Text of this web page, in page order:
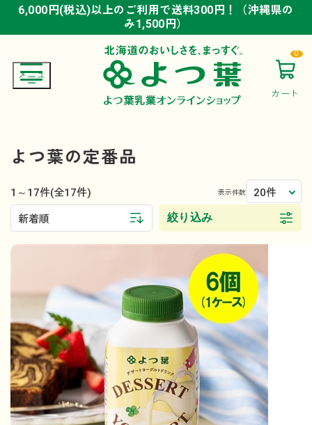
6,000円(税込)以上のご利用で送料300円！（沖縄県の
み1,500円）
6,000円(税込)以上のご利用で送料300円！（沖縄県の
み1,500円）
6,000円(税込)以上のご利用で送料300円！（沖縄県の
み1,500円）
カート
0
よつ葉の定番品
1～17件(全17件) 表示件数 20件
新着順 絞り込み